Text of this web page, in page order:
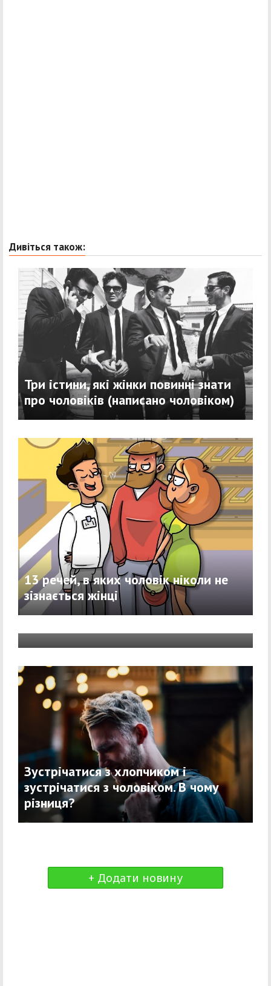
Дивіться також:
Три істини, які жінки повинні знати
про чоловіків (написано чоловіком)
13 речей, в яких чоловік ніколи не
зізнається жінці
Що варто знати про стосунки з
Зустрічатися з хлопчиком і
зустрічатися з чоловіком. В чому
різниця?
+ Додати новину